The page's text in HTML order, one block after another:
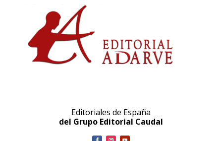
Editoriales de España
del Grupo Editorial Caudal